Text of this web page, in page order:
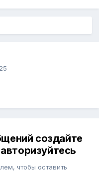
создайте
чтобы оставить